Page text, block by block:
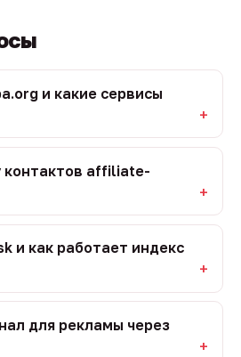
и какие сервисы
контактов affiliate-
и как работает индекс
для рекламы через